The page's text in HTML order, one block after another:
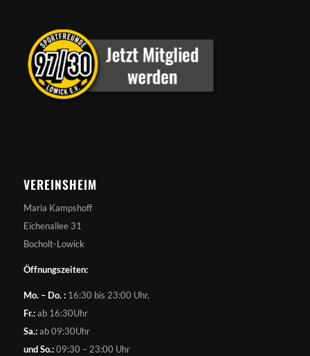
VEREINSHEIM
Maria Kampshoff
Eichenallee 31
Bocholt-Lowick
Öffnungszeiten:
Mo. – Do. :16:30 bis 23:00 Uhr,
Fr.:ab 16:30Uhr
Sa.:ab 09:30Uhr
und So.:09:30 – 23:00 Uhr